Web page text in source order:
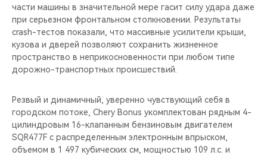
НАШИ МЕРОПРИЯТИЯ
ВИДЕООБЗОРЫ
части машины в значительной мере гасит силу удара даже
при серьезном фронтальном столкновении. Результаты
crash-тестов показали, что массивные усилители крыши,
кузова и дверей позволяют сохранить жизненное
пространство в неприкосновенности при любом типе
дорожно-транспортных происшествий.
Резвый и динамичный, уверенно чувствующий себя в
городском потоке, Chery Bonus укомплектован рядным 4-
цилиндровым 16-клапанным бензиновым двигателем
SQR477F с распределенным электронным впрыском,
объемом в 1 497 кубических см, мощностью 109 л.с. и